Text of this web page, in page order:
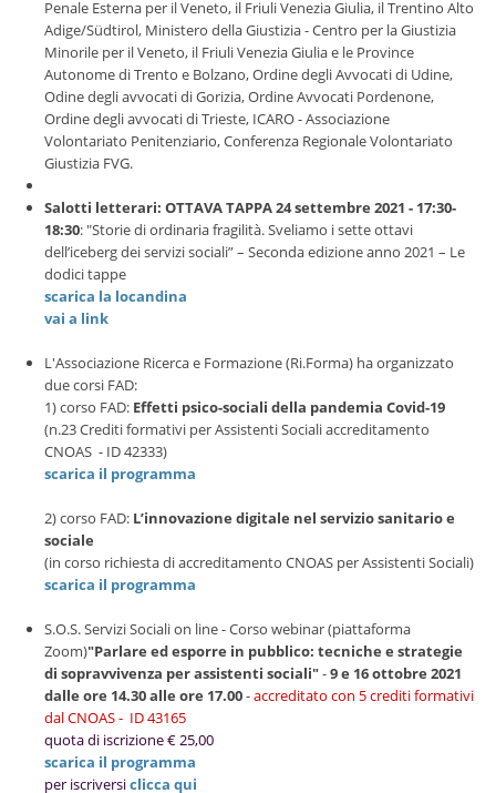
Penale Esterna per il Veneto, il Friuli Venezia Giulia, il Trentino Alto
Adige/Südtirol, Ministero della Giustizia - Centro per la Giustizia
Minorile per il Veneto, il Friuli Venezia Giulia e le Province
Autonome di Trento e Bolzano, Ordine degli Avvocati di Udine,
Odine degli avvocati di Gorizia, Ordine Avvocati Pordenone,
Ordine degli avvocati di Trieste, ICARO - Associazione
Volontariato Penitenziario, Conferenza Regionale Volontariato
Giustizia FVG.
Salotti letterari: OTTAVA TAPPA 24 settembre 2021 - 17:30-
18:30: "Storie di ordinaria fragilità. Sveliamo i sette ottavi
dell’iceberg dei servizi sociali” – Seconda edizione anno 2021 – Le
dodici tappe
scarica la locandina
vai a link
L'Associazione Ricerca e Formazione (Ri.Forma) ha organizzato
due corsi FAD:
1) corso FAD: Effetti psico-sociali della pandemia Covid-19
(n.23 Crediti formativi per Assistenti Sociali accreditamento
CNOAS - ID 42333)
scarica il programma
2) corso FAD: L’innovazione digitale nel servizio sanitario e
sociale
(in corso richiesta di accreditamento CNOAS per Assistenti Sociali)
scarica il programma
S.O.S. Servizi Sociali on line - Corso webinar (piattaforma
Zoom)"Parlare ed esporre in pubblico: tecniche e strategie
di sopravvivenza per assistenti sociali"-9 e 16 ottobre 2021
dalle ore 14.30 alle ore 17.00-accreditato con 5 crediti formativi
dal CNOAS - ID 43165
quota di iscrizione € 25,00
scarica il programma
per iscriversiclicca qui